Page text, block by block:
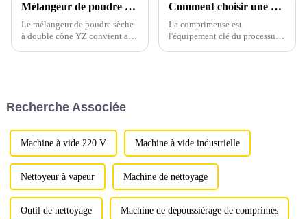
Mélangeur de poudre sèche à double cône YZ-10 kg
Le mélangeur de poudre sèche
à double cône YZ convient au
métallurgiques et autres.
Comment choisir une presse à comprimés adaptée
La comprimeuse est
l'équipement clé du processus
Recherche Associée
Machine à vide 220 V Machine à vide industrielle
Nettoyeur à vapeur Machine de nettoyage
Outil de nettoyage Machine de dépoussiérage de comprimés